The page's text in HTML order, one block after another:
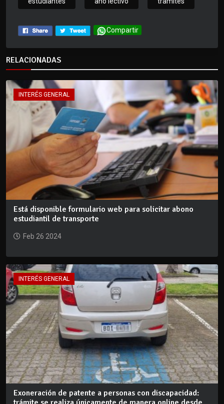
Compartir
RELACIONADAS
INTERÉS GENERAL
Está disponible formulario web para solicitar abono
estudiantil de transporte
Feb 26 2024
INTERÉS GENERAL
Exoneración de patente a personas con discapacidad: